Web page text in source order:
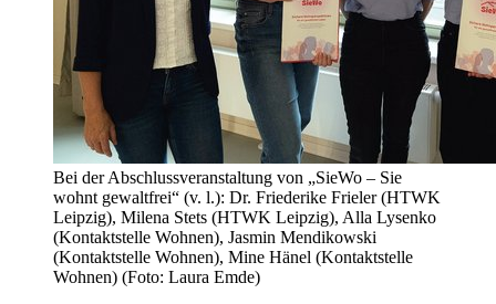
Bei der Abschlussveranstaltung von „SieWo – Sie
wohnt gewaltfrei“ (v. l.): Dr. Friederike Frieler (HTWK
Leipzig), Milena Stets (HTWK Leipzig), Alla Lysenko
(Kontaktstelle Wohnen), Jasmin Mendikowski
(Kontaktstelle Wohnen), Mine Hänel (Kontaktstelle
Wohnen) (Foto: Laura Emde)